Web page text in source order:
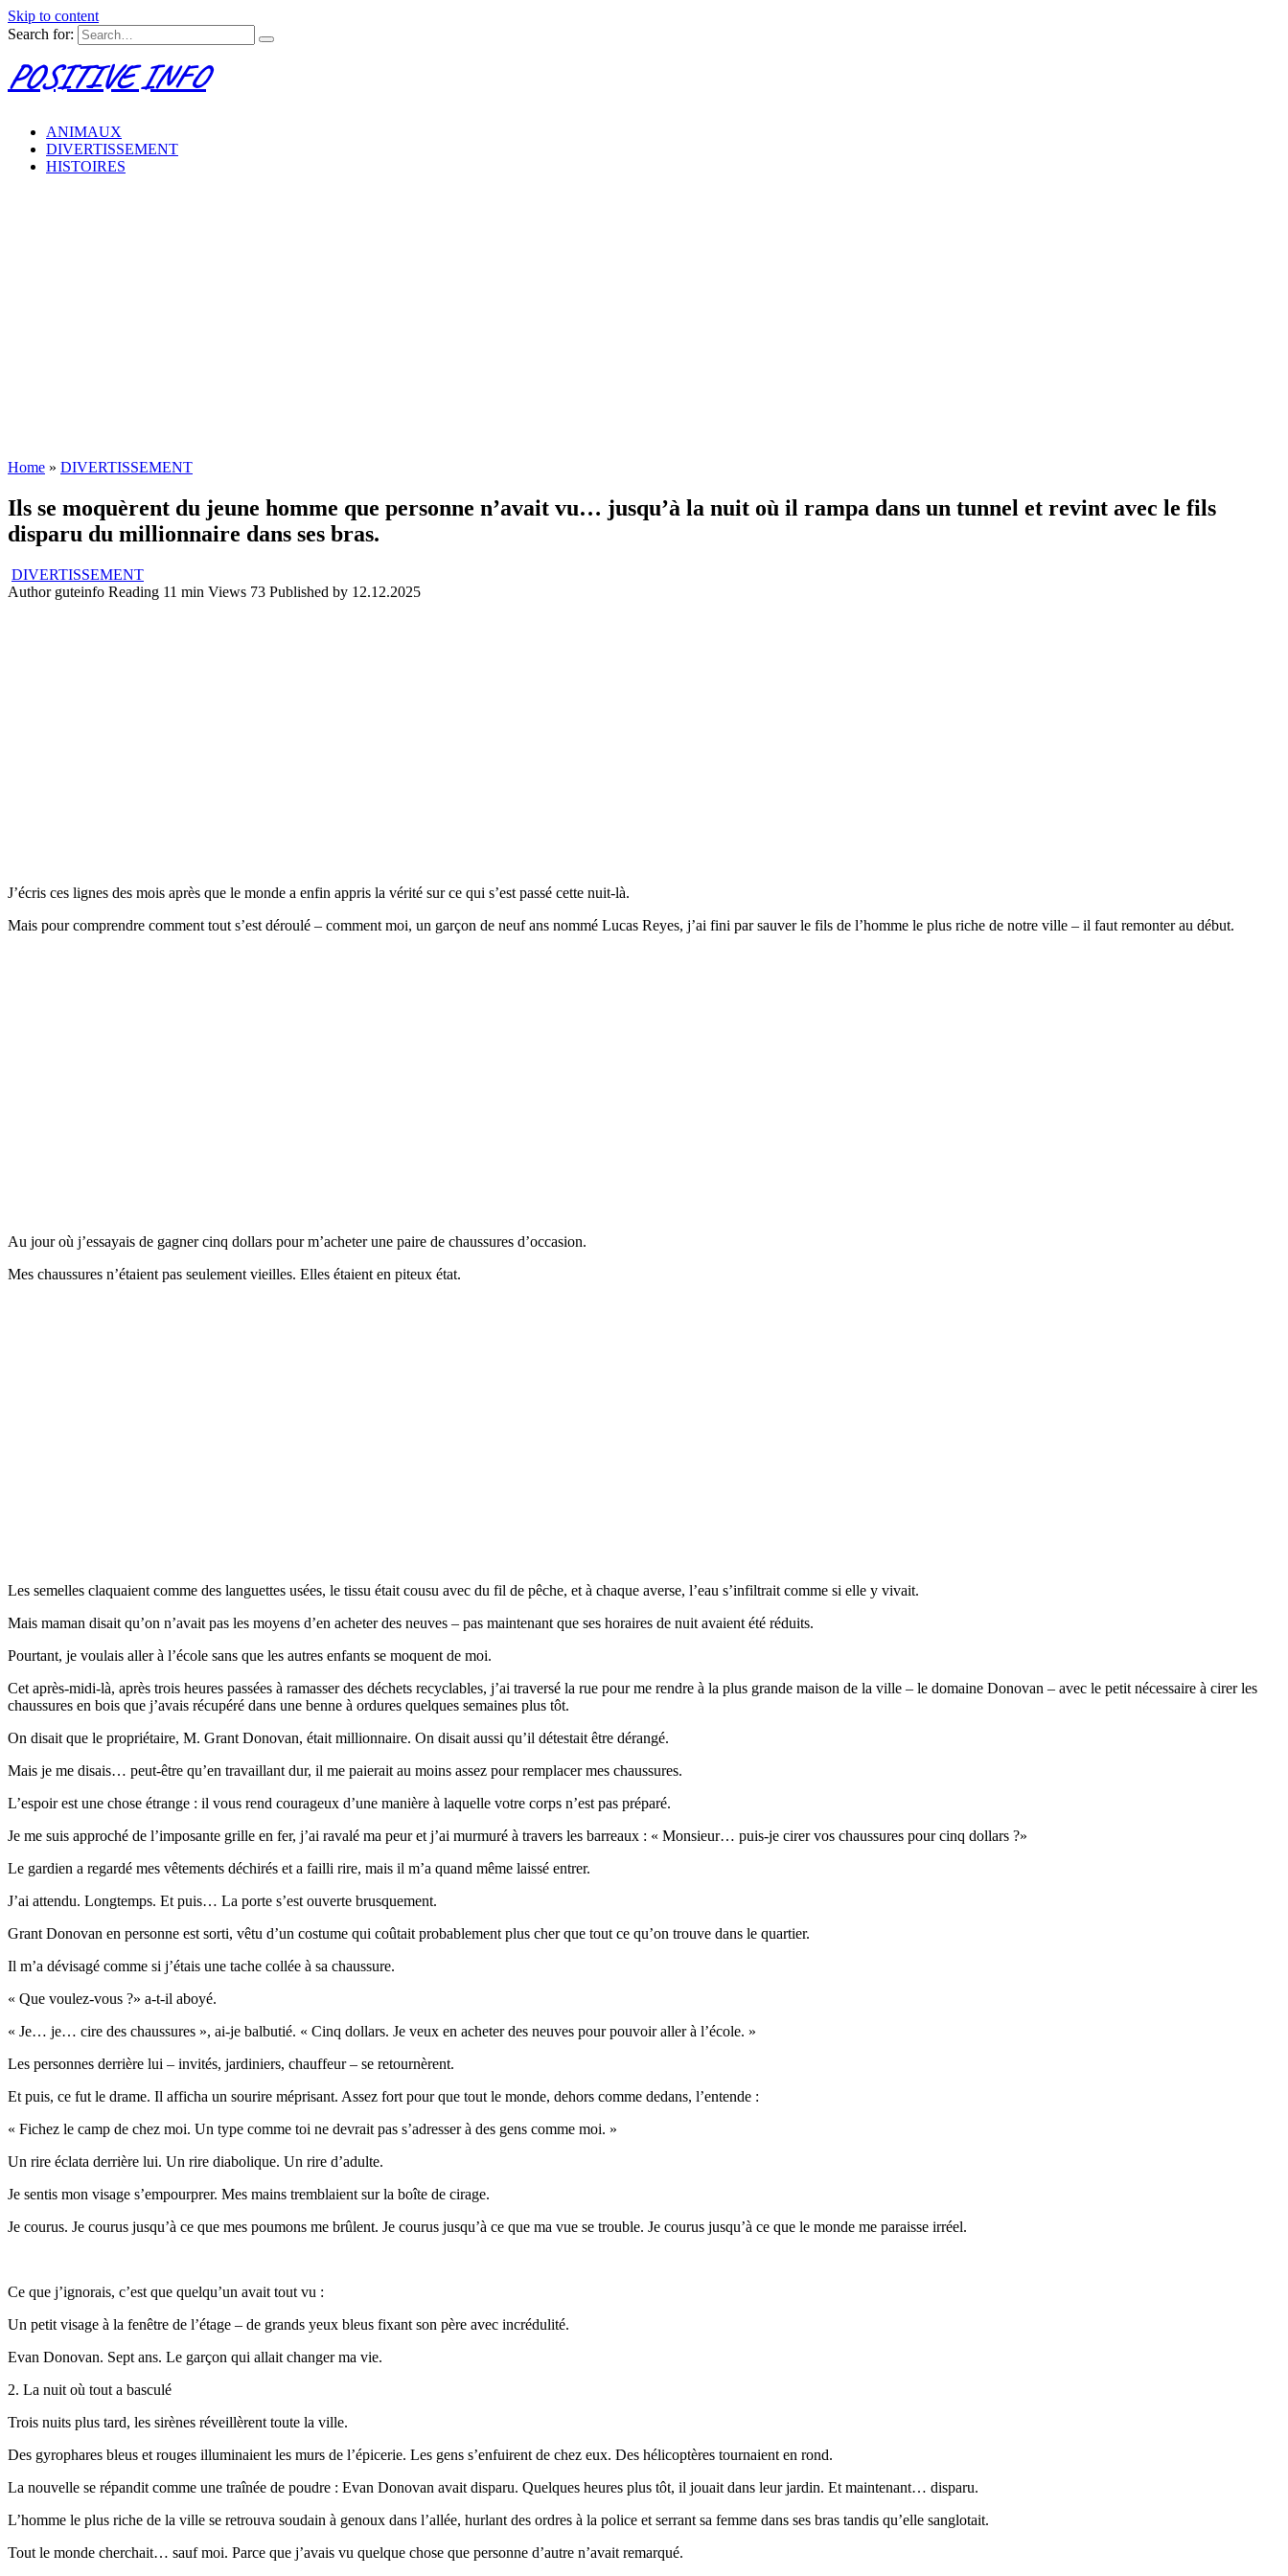
Skip to content
Search for:
POSITIVE INFO
ANIMAUX
DIVERTISSEMENT
HISTOIRES
Home » DIVERTISSEMENT
Ils se moquèrent du jeune homme que personne n’avait vu… jusqu’à la nuit où il rampa dans un tunnel et revint avec le fils
disparu du millionnaire dans ses bras.
DIVERTISSEMENT
Author guteinfo Reading 11 min Views 73 Published by 12.12.2025
J’écris ces lignes des mois après que le monde a enfin appris la vérité sur ce qui s’est passé cette nuit-là.
Mais pour comprendre comment tout s’est déroulé – comment moi, un garçon de neuf ans nommé Lucas Reyes, j’ai fini par sauver le fils de l’homme le plus riche de notre ville – il faut remonter au début.
Au jour où j’essayais de gagner cinq dollars pour m’acheter une paire de chaussures d’occasion.
Mes chaussures n’étaient pas seulement vieilles. Elles étaient en piteux état.
Les semelles claquaient comme des languettes usées, le tissu était cousu avec du fil de pêche, et à chaque averse, l’eau s’infiltrait comme si elle y vivait.
Mais maman disait qu’on n’avait pas les moyens d’en acheter des neuves – pas maintenant que ses horaires de nuit avaient été réduits.
Pourtant, je voulais aller à l’école sans que les autres enfants se moquent de moi.
Cet après-midi-là, après trois heures passées à ramasser des déchets recyclables, j’ai traversé la rue pour me rendre à la plus grande maison de la ville – le domaine Donovan – avec le petit nécessaire à cirer les
chaussures en bois que j’avais récupéré dans une benne à ordures quelques semaines plus tôt.
On disait que le propriétaire, M. Grant Donovan, était millionnaire. On disait aussi qu’il détestait être dérangé.
Mais je me disais… peut-être qu’en travaillant dur, il me paierait au moins assez pour remplacer mes chaussures.
L’espoir est une chose étrange : il vous rend courageux d’une manière à laquelle votre corps n’est pas préparé.
Je me suis approché de l’imposante grille en fer, j’ai ravalé ma peur et j’ai murmuré à travers les barreaux : « Monsieur… puis-je cirer vos chaussures pour cinq dollars ?»
Le gardien a regardé mes vêtements déchirés et a failli rire, mais il m’a quand même laissé entrer.
J’ai attendu. Longtemps. Et puis… La porte s’est ouverte brusquement.
Grant Donovan en personne est sorti, vêtu d’un costume qui coûtait probablement plus cher que tout ce qu’on trouve dans le quartier.
Il m’a dévisagé comme si j’étais une tache collée à sa chaussure.
« Que voulez-vous ?» a-t-il aboyé.
« Je… je… cire des chaussures », ai-je balbutié. « Cinq dollars. Je veux en acheter des neuves pour pouvoir aller à l’école. »
Les personnes derrière lui – invités, jardiniers, chauffeur – se retournèrent.
Et puis, ce fut le drame. Il afficha un sourire méprisant. Assez fort pour que tout le monde, dehors comme dedans, l’entende :
« Fichez le camp de chez moi. Un type comme toi ne devrait pas s’adresser à des gens comme moi. »
Un rire éclata derrière lui. Un rire diabolique. Un rire d’adulte.
Je sentis mon visage s’empourprer. Mes mains tremblaient sur la boîte de cirage.
Je courus. Je courus jusqu’à ce que mes poumons me brûlent. Je courus jusqu’à ce que ma vue se trouble. Je courus jusqu’à ce que le monde me paraisse irréel.
Ce que j’ignorais, c’est que quelqu’un avait tout vu :
Un petit visage à la fenêtre de l’étage – de grands yeux bleus fixant son père avec incrédulité.
Evan Donovan. Sept ans. Le garçon qui allait changer ma vie.
2. La nuit où tout a basculé
Trois nuits plus tard, les sirènes réveillèrent toute la ville.
Des gyrophares bleus et rouges illuminaient les murs de l’épicerie. Les gens s’enfuirent de chez eux. Des hélicoptères tournaient en rond.
La nouvelle se répandit comme une traînée de poudre : Evan Donovan avait disparu. Quelques heures plus tôt, il jouait dans leur jardin. Et maintenant… disparu.
L’homme le plus riche de la ville se retrouva soudain à genoux dans l’allée, hurlant des ordres à la police et serrant sa femme dans ses bras tandis qu’elle sanglotait.
Tout le monde cherchait… sauf moi. Parce que j’avais vu quelque chose que personne d’autre n’avait remarqué.